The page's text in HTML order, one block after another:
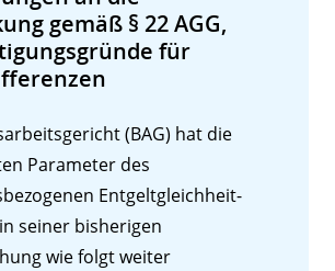
gemäß § 22 AGG,
für
(BAG) hat die
Parameter des
Entgeltgleichheit-
seiner bisherigen
wie folgt weiter